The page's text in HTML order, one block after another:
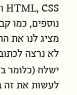
HTML, CSS
נוספים, כמו
מציג לנו את
לא נרצה
ישלח (כלומר
לעשות את זה